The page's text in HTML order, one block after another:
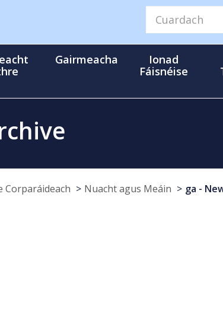
Gairmeacha
Ionad
Fáisnéise
Corparáideach Nuacht agus Meáin
ga -